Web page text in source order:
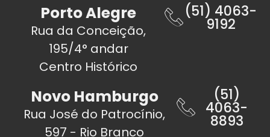
Porto Alegre
Rua da Conceição,
195/4° andar
Centro Histórico
(51) 4063-
9192
Novo Hamburgo
Rua José do Patrocínio,
597 - Rio Branco
(51)
4063-
8893